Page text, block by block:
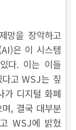
망을 장악하고
은 이 시스템
다. 이는 이들
다고 WSJ는 짚
가 디지털 화폐
, 결국 대부분
WSJ에 밝혔